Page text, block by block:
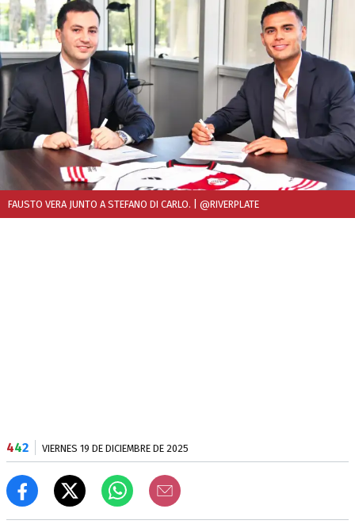
FAUSTO VERA JUNTO A STEFANO DI CARLO. | @RIVERPLATE
442 VIERNES 19 DE DICIEMBRE DE 2025